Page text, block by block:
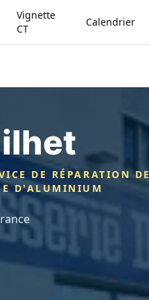
Vignette
CT
Calendrier
DE RÉPARATION DE
D'ALUMINIUM